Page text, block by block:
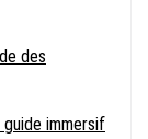
des
immersif